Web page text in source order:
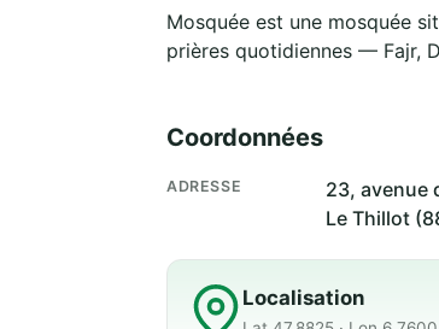
Mosquée est une mosquée
prières quotidiennes — Fajr,
Coordonnées
ADRESSE
23, avenue
Le Thillot
Localisation